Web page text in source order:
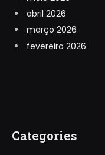
abril 2026
março 2026
fevereiro 2026
Categories